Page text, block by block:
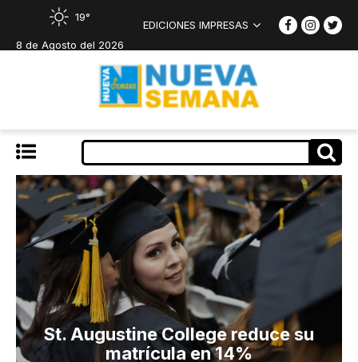
19°
8 de Agosto del 2026
EDICIONES IMPRESAS
St. Augustine College reduce su
matrícula en 14%